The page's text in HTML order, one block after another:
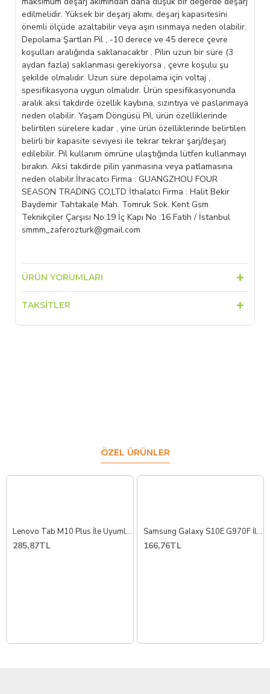
edilmelidir. Yüksek bir deşarj akımı, deşarj kapasitesini
önemli ölçüde azaltabilir veya aşırı ısınmaya neden olabilir.
Depolama Şartları Pil , -10 derece ve 45 derece çevre
koşulları aralığında saklanacaktır . Pilin uzun bir süre (3
aydan fazla) saklanması gerekiyorsa , çevre koşulu şu
şekilde olmalıdır. Uzun süre depolama için voltaj ,
spesifikasyona uygun olmalıdır. Ürün spesifikasyonunda
aralık aksi takdirde özellik kaybına, sızıntıya ve paslanmaya
neden olabilir. Yaşam Döngüsü Pil, ürün özelliklerinde
belirtilen sürelere kadar , yine ürün özelliklerinde belirtilen
belirli bir kapasite seviyesi ile tekrar tekrar şarj/deşarj
edilebilir. Pil kullanım ömrüne ulaştığında lütfen kullanmayı
bırakın. Aksi takdirde pilin yanmasına veya patlamasına
neden olabilir.İhracatcı Firma : GUANGZHOU FOUR
SEASON TRADING CO,LTD İthalatcı Firma : Halit Bekir
Baydemir Tahtakale Mah. Tomruk Sok. Kent Gsm
Teknikçiler Çarşısı No:19 İç Kapı No :16 Fatih / İstanbul
smmm_zaferozturk@gmail.com
ÜRÜN YORUMLARI
TAKSITLER
ÖZEL ÜRÜNLER
Lenovo Tab M10 Plus İle Uyumlu Ara Film Flex TB-125 TB-128
285,87TL
Samsung Galaxy S10E G970F İle Uyumlu Yan Ses Film Flex
166,76TL